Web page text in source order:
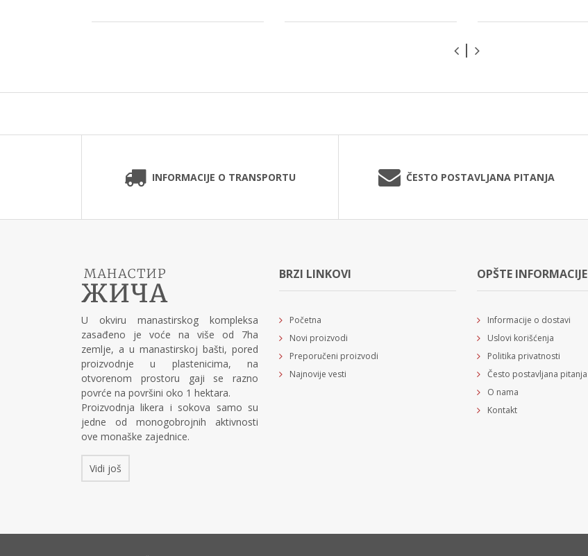
INFORMACIJE O TRANSPORTU ČESTO POSTAVLJANA PITANJA
U okviru manastirskog kompleksa
zasađeno je voće na više od 7ha
zemlje, a u manastirskoj bašti, pored
proizvodnje u plastenicima, na
otvorenom prostoru gaji se razno
povrće na površini oko 1 hektara.
Proizvodnja likera i sokova samo su
jedne od monogobrojnih aktivnosti
ove monaške zajednice.
Vidi još
BRZI LINKOVI
Početna
Novi proizvodi
Preporučeni proizvodi
Najnovije vesti
OPŠTE INFORMACIJE
Informacije o dostavi
Uslovi korišćenja
Politika privatnosti
Često postavljana pitanja
O nama
Kontakt